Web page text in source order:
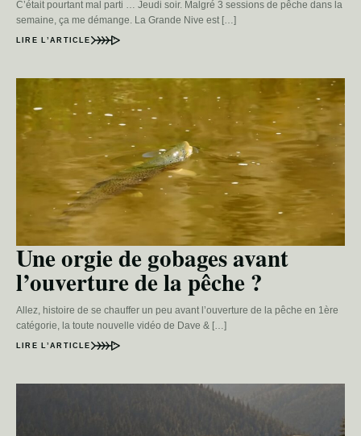
C’était pourtant mal parti … Jeudi soir. Malgré 3 sessions de pêche dans la
semaine, ça me démange. La Grande Nive est […]
LIRE L’ARTICLE
Une orgie de gobages avant
l’ouverture de la pêche ?
Allez, histoire de se chauffer un peu avant l’ouverture de la pêche en 1ère
catégorie, la toute nouvelle vidéo de Dave & […]
LIRE L’ARTICLE